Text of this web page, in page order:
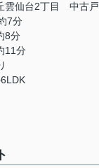
雲仙台2丁目 中古
7分
8分
11分